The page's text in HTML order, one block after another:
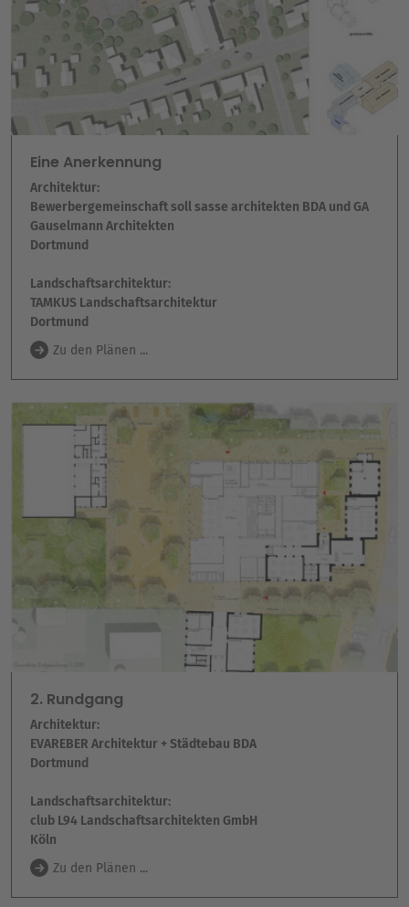
Eine Anerkennung
Architektur:
Bewerbergemeinschaft soll sasse architekten BDA und GA
Gauselmann Architekten
Dortmund
Landschaftsarchitektur:
TAMKUS Landschaftsarchitektur
Dortmund
Zu den Plänen ...
2. Rundgang
Architektur:
EVAREBER Architektur + Städtebau BDA
Dortmund
Landschaftsarchitektur:
club L94 Landschaftsarchitekten GmbH
Köln
Zu den Plänen ...